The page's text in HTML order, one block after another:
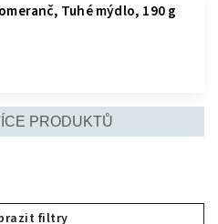
Tuhé mýdlo, 190 g
PRODUKTŮ